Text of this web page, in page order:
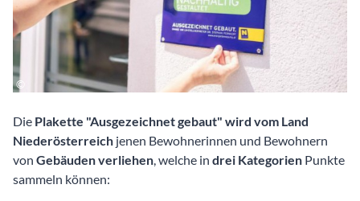
Die Plakette "Ausgezeichnet gebaut" wird vom Land
Niederösterreich jenen Bewohnerinnen und Bewohnern
von Gebäuden verliehen, welche in drei Kategorien Punkte
sammeln können: